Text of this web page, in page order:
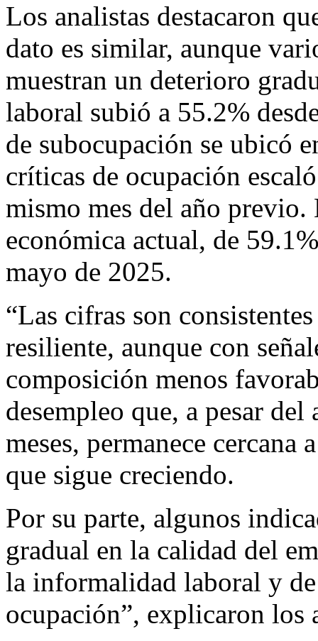
Los analistas destacaron
dato es similar, aunque
muestran un deterioro
laboral subió a 55.2%
de subocupación se ubicó
críticas de ocupación
mismo mes del año
económica actual, de
mayo de 2025.
“Las cifras son
resiliente, aunque con
composición menos
desempleo que, a pesar
meses, permanece
que sigue creciendo.
Por su parte, algunos
gradual en la calidad del
la informalidad laboral y
ocupación”, explicaron los